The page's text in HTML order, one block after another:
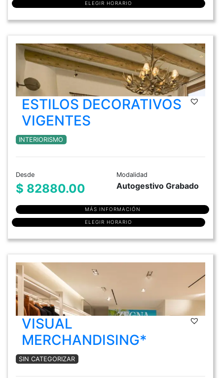
ELEGIR HORARIO
ESTILOS DECORATIVOS
VIGENTES
INTERIORISMO
Desde
$ 82880.00
Modalidad
Autogestivo Grabado
MÁS INFORMACIÓN
ELEGIR HORARIO
VISUAL
MERCHANDISING*
SIN CATEGORIZAR